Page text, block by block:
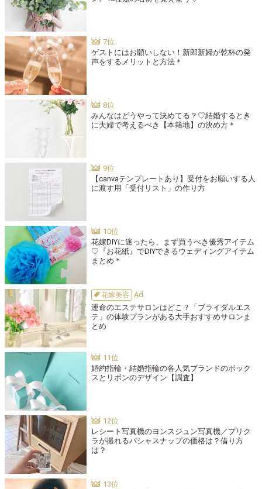
ゲストにはお願いしない！新郎新婦が乾杯の発
声をするメリットと方法＊
みんなはどうやって決めてる？♡結婚するとき
に夫婦で考えるべき【本籍地】の決め方＊
【canvaテンプレートあり】受付をお願いする人
に渡す用「受付リスト」の作り方
花嫁DIYに迷ったら、まず買うべき優秀アイテム
♡『お花紙』でDIYできるウェディングアイテム
まとめ＊
花嫁美容
運命のエステサロンはどこ？「ブライダルエス
テ」の体験プランがある大手おすすめサロンま
とめ
婚約指輪・結婚指輪の各人気ブランドのボック
スとリボンのデザイン【調査】
レシート写真機のヨンスジュン写真機／プリク
ラが撮れるパシャスナップの価格は？借り方
は？